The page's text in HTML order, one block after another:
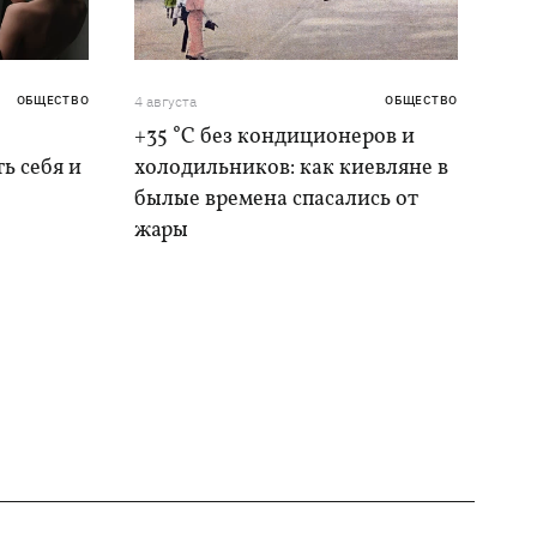
ОБЩЕСТВО
себя и
4 августа ОБЩЕСТВО
+35 °C без кондиционеров и
холодильников: как киевляне в
былые времена спасались от
жары